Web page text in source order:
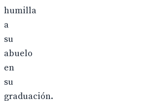
humilla
a
su
abuelo
en
su
graduación.